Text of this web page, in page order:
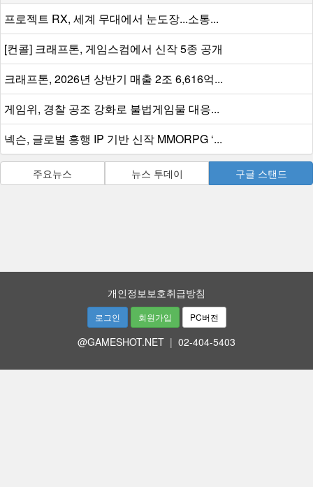
프로젝트 RX, 세계 무대에서 눈도장...소통...
[컨콜] 크래프톤, 게임스컴에서 신작 5종 공개
크래프톤, 2026년 상반기 매출 2조 6,616억...
게임위, 경찰 공조 강화로 불법게임물 대응...
넥슨, 글로벌 흥행 IP 기반 신작 MMORPG ‘...
주요뉴스 뉴스 투데이 구글 스탠드